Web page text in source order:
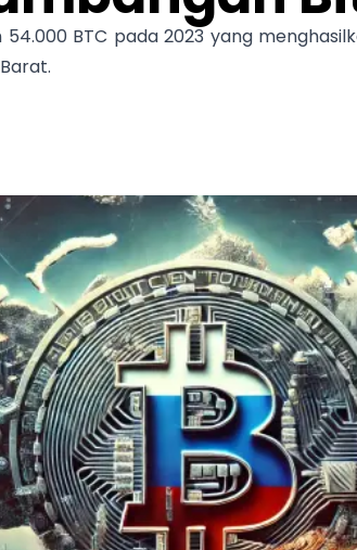
BTC pada 2023 yang